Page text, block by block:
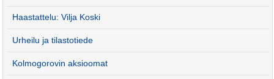
Haastattelu: Vilja Koski
Urheilu ja tilastotiede
Kolmogorovin aksioomat